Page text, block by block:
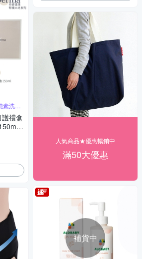
素洗護
禮盒
/保濕/
人氣商品★優惠暢銷中
滿50大優惠
補貨中